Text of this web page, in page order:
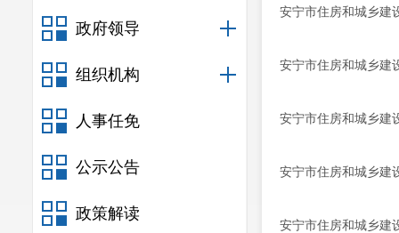
政府领导
组织机构
人事任免
公示公告
政策解读
安宁市住房和城乡建
安宁市住房和城乡建
安宁市住房和城乡建
安宁市住房和城乡建
安宁市住房和城乡建